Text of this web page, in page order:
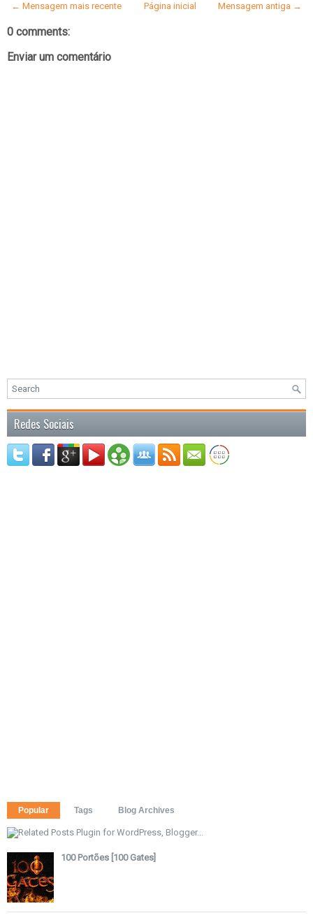
← Mensagem mais recente Mensagem antiga →
Página inicial
0 comments:
Enviar um comentário
Redes Sociais
Popular Tags Blog Archives
100 Portões [100 Gates]